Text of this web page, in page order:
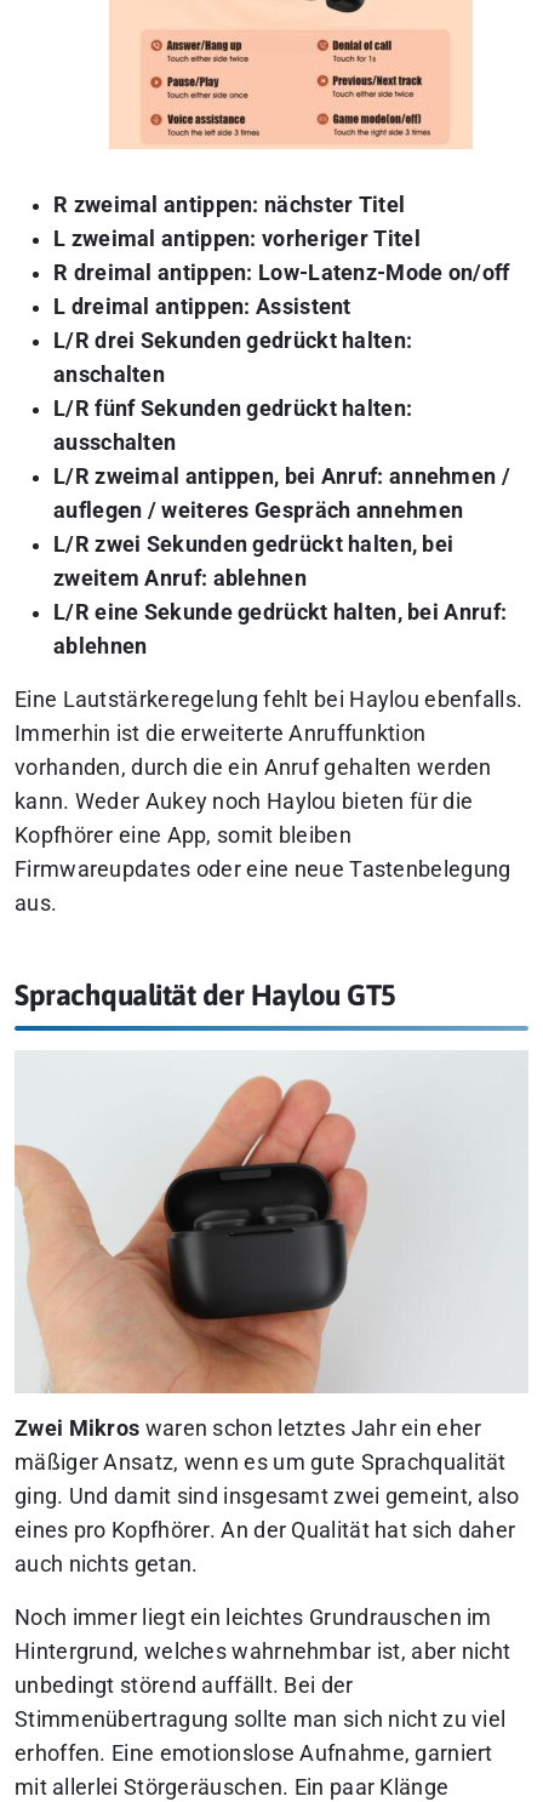
R zweimal antippen: nächster Titel
L zweimal antippen: vorheriger Titel
R dreimal antippen: Low-Latenz-Mode on/off
L dreimal antippen: Assistent
L/R drei Sekunden gedrückt halten:
anschalten
L/R fünf Sekunden gedrückt halten:
ausschalten
L/R zweimal antippen, bei Anruf: annehmen /
auflegen / weiteres Gespräch annehmen
L/R zwei Sekunden gedrückt halten, bei
zweitem Anruf: ablehnen
L/R eine Sekunde gedrückt halten, bei Anruf:
ablehnen
Eine Lautstärkeregelung fehlt bei Haylou ebenfalls.
Immerhin ist die erweiterte Anruffunktion
vorhanden, durch die ein Anruf gehalten werden
kann. Weder Aukey noch Haylou bieten für die
Kopfhörer eine App, somit bleiben
Firmwareupdates oder eine neue Tastenbelegung
aus.
Sprachqualität der Haylou GT5
Zwei Mikros waren schon letztes Jahr ein eher
mäßiger Ansatz, wenn es um gute Sprachqualität
ging. Und damit sind insgesamt zwei gemeint, also
eines pro Kopfhörer. An der Qualität hat sich daher
auch nichts getan.
Noch immer liegt ein leichtes Grundrauschen im
Hintergrund, welches wahrnehmbar ist, aber nicht
unbedingt störend auffällt. Bei der
Stimmenübertragung sollte man sich nicht zu viel
erhoffen. Eine emotionslose Aufnahme, garniert
mit allerlei Störgeräuschen. Ein paar Klänge